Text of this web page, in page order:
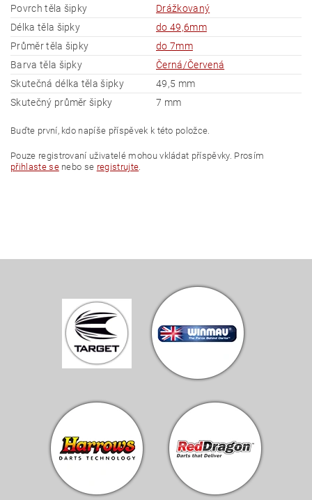
Povrch těla šipky
Drážkovaný
Délka těla šipky
do 49,6mm
Průměr těla šipky
do 7mm
Barva těla šipky
Černá/Červená
Skutečná délka těla šipky
49,5 mm
Skutečný průměr šipky
7 mm
Buďte první, kdo napíše příspěvek k této položce.
Pouze registrovaní uživatelé mohou vkládat příspěvky. Prosím
přihlaste senebo se registrujte.